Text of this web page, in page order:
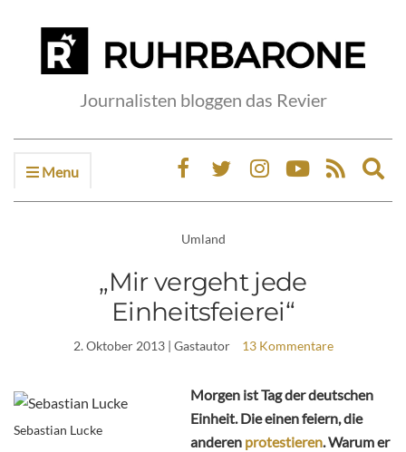
Journalisten bloggen das Revier
Menu
Umland
„Mir vergeht jede
Einheitsfeierei“
2. Oktober 2013| Gastautor 13 Kommentare
Sebastian Lucke
Morgen ist Tag der deutschen
Einheit. Die einen feiern, die
anderen protestieren. Warum er